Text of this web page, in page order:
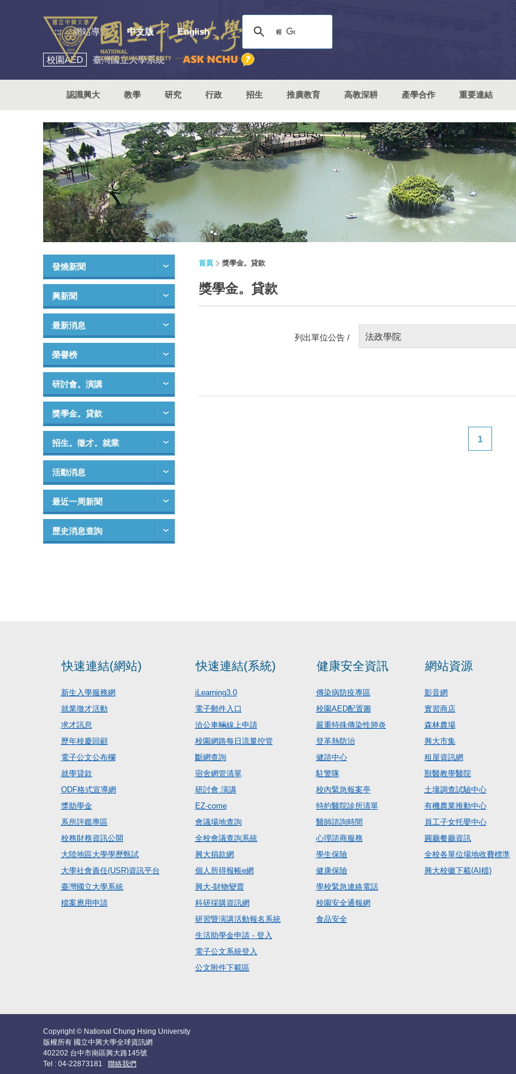
::: 網站導覽 中文版 English
校園AED 臺灣國立大學系統
認識興大 教學 研究 行政 招生 推廣教育 高教深耕 產學合作 重要連結
發燒新聞
興新聞
最新消息
榮譽榜
研討會。演講
獎學金。貸款
招生。徵才。就業
活動消息
最近一周新聞
歷史消息查詢
首頁 獎學金。貸款
獎學金。貸款
列出單位公告 / 法政學院
1
快速連結(網站)
新生入學服務網
就業徵才活動
求才訊息
歷年校慶回顧
電子公文公布欄
就學貸款
ODF格式宣導網
獎助學金
系所評鑑專區
校務財務資訊公開
大陸地區大學學歷甄試
大學社會責任(USR)資訊平台
臺灣國立大學系統
檔案應用申請
快速連結(系統)
iLearning3.0
電子郵件入口
洽公車輛線上申請
校園網路每日流量控管
斷網查詢
宿舍網管清單
研討會.演講
EZ-come
會議場地查詢
全校會議查詢系統
興大捐款網
個人所得報帳e網
興大-財物變賣
科研採購資訊網
研習暨演講活動報名系統
生活助學金申請 - 登入
電子公文系統登入
公文附件下載區
健康安全資訊
傳染病防疫專區
校園AED配置圖
嚴重特殊傳染性肺炎
登革熱防治
健諮中心
駐警隊
校內緊急報案亭
特約醫院診所清單
醫師諮詢時間
心理諮商服務
學生保險
健康保險
學校緊急連絡電話
校園安全通報網
食品安全
網站資源
影音網
實習商店
森林農場
興大市集
租屋資訊網
獸醫教學醫院
土壤調查試驗中心
有機農業推動中心
員工子女托嬰中心
圓廳餐廳資訊
全校各單位場地收費標準
興大校徽下載(AI檔)
Copyright © National Chung Hsing University
版權所有 國立中興大學全球資訊網
402202 台中市南區興大路145號
Tel : 04-22873181 聯絡我們